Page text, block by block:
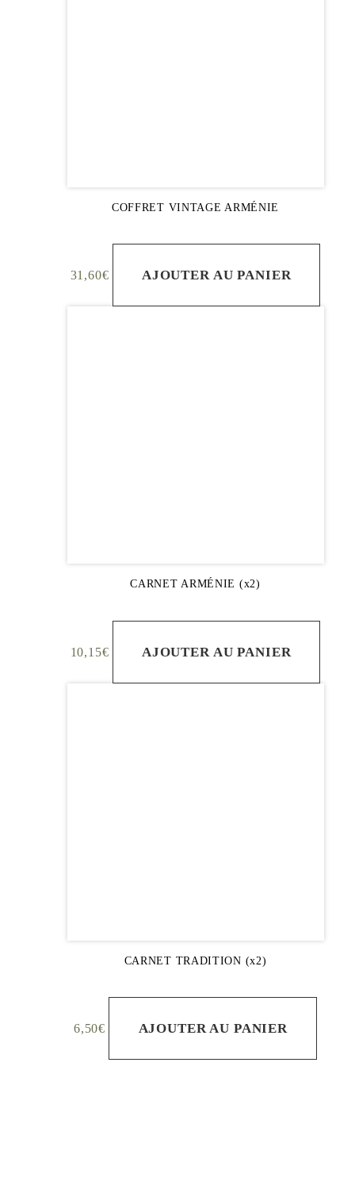
COFFRET VINTAGE ARMÉNIE
31,60€ AJOUTER AU PANIER
CARNET ARMÉNIE (x2)
10,15€ AJOUTER AU PANIER
CARNET TRADITION (x2)
6,50€ AJOUTER AU PANIER